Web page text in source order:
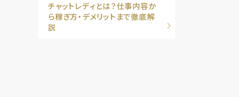
チャットレディとは？仕事内容か
ら稼ぎ方・デメリットまで徹底解
説